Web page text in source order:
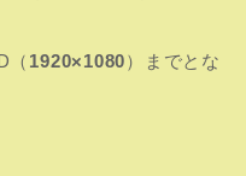
（ 1920×1080）までとな